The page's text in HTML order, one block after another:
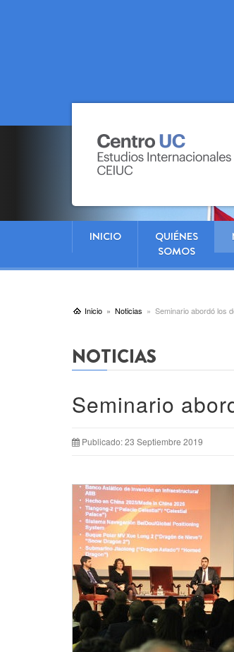
INICIO
QUIÉNES
SOMOS
Inicio Noticias Seminario abordó los
NOTICIAS
Seminario
Publicado: 23 Septiembre 2019